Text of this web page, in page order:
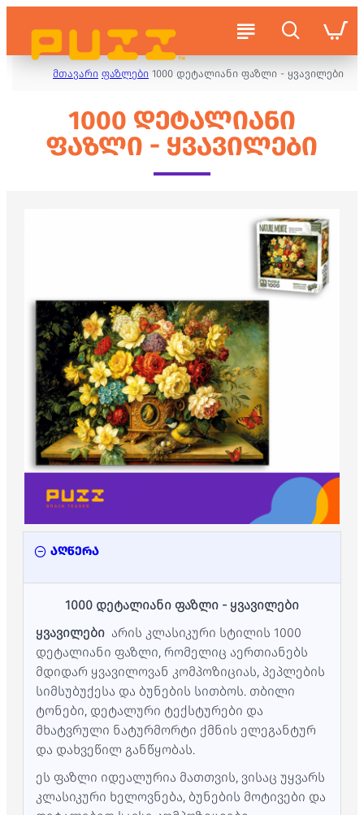
მთავარი ფაზლები 1000 დეტალიანი ფაზლი - ყვავილები
1000 ᲓᲔᲢᲐᲚᲘᲐᲜᲘ
ᲤᲐᲖᲚᲘ - ᲧᲕᲐᲕᲘᲚᲔᲑᲘ
აღწერა
1000 დეტალიანი ფაზლი - ყვავილები
ყვავილები არის კლასიკური სტილის 1000
დეტალიანი ფაზლი, რომელიც აერთიანებს
მდიდარ ყვავილოვან კომპოზიციას, პეპლების
სიმსუბუქესა და ბუნების სითბოს. თბილი
ტონები, დეტალური ტექსტურები და
მხატვრული ნატურმორტი ქმნის ელეგანტურ
და დახვეწილ განწყობას.
ეს ფაზლი იდეალურია მათთვის, ვისაც უყვარს
კლასიკური ხელოვნება, ბუნების მოტივები და